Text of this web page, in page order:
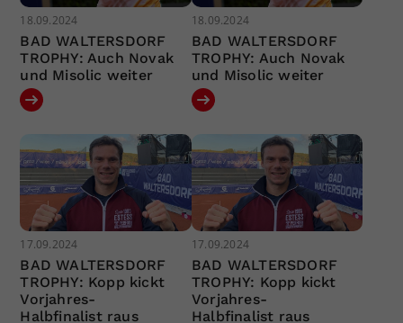
18.09.2024
BAD WALTERSDORF
TROPHY: Auch Novak
und Misolic weiter
18.09.2024
BAD WALTERSDORF
TROPHY: Auch Novak
und Misolic weiter
17.09.2024
BAD WALTERSDORF
TROPHY: Kopp kickt
Vorjahres-
Halbfinalist raus
17.09.2024
BAD WALTERSDORF
TROPHY: Kopp kickt
Vorjahres-
Halbfinalist raus